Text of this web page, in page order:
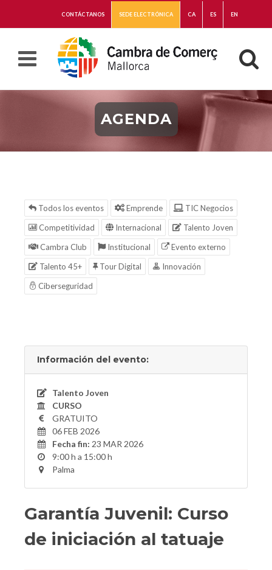
CONTÁCTANOS SEDE ELECTRÓNICA CA ES EN
AGENDA
Todos los eventos Emprende
TIC Negocios
Competitividad
Internacional
Talento Joven
Cambra Club
Institucional
Evento externo
Talento 45+
Tour Digital
Innovación
Ciberseguridad
Información del evento:
Talento Joven
CURSO
GRATUITO
06 FEB 2026
Fecha fin: 23 MAR 2026
9:00 h a 15:00 h
Palma
Garantía Juvenil: Curso
de iniciación al tatuaje